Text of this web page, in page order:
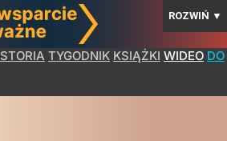
ROZWIŃ ▼
TYGODNIK KSIĄŻKI WIDEO DO